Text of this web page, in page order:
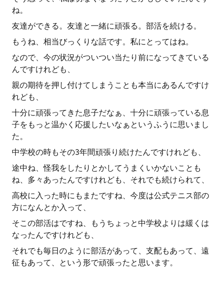
ね。
友達ができる。友達と一緒に頑張る。部活を続ける。
もうね、相当びっくりな話です。私にとってはね。
なので、今の状況がついつい当たり前になってきている
んですけれども、
親の期待を押し付けてしまうことも本当にあるんですけ
れども、
十分に頑張ってきた息子だなぁ、十分に頑張っている息
子をもっと温かく応援したいなぁというふうに思いまし
た。
中学校の時もその3年間頑張り続けたんですけれども、
途中ね、怪我をしたりとかしてうまくいかないことも
ね、多々あったんですけれども、それでも続けられて、
高校に入った時にもまたですね、今度は公式テニス部の
方になんとか入って、
そこの部活はですね、もうちょっと中学校よりは緩くは
なったんですけれども、
それでも毎日のように部活があって、支配もあって、遠
征もあって、という形で頑張ったと思います。